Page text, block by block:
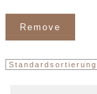
Remove